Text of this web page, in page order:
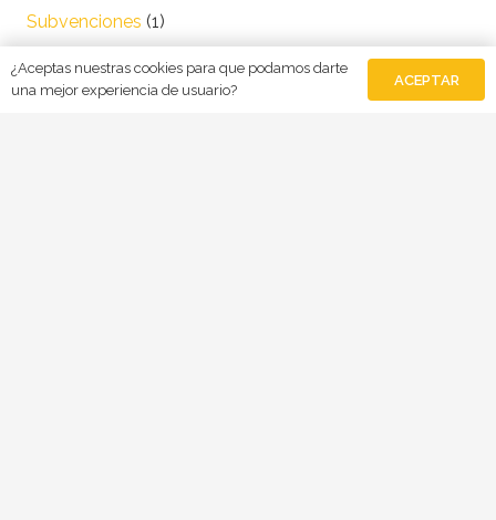
Subvenciones (1)
¿Aceptas nuestras cookies para que podamos darte
una mejor experiencia de usuario?
ACEPTAR